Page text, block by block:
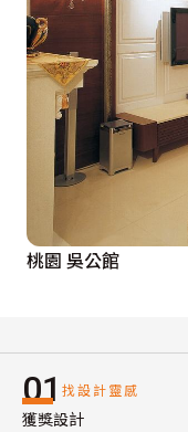
桃園 吳公館
01 找設計靈感
獲獎設計